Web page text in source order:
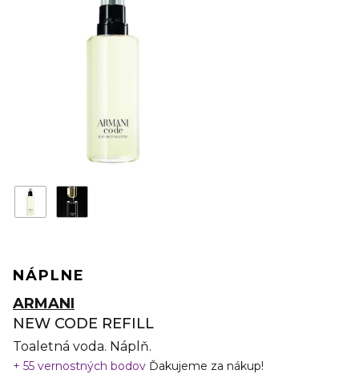
NÁPLNE
ARMANI
NEW CODE REFILL
Toaletná voda. Náplň.
55 vernostných bodov Ďakujeme za nákup!